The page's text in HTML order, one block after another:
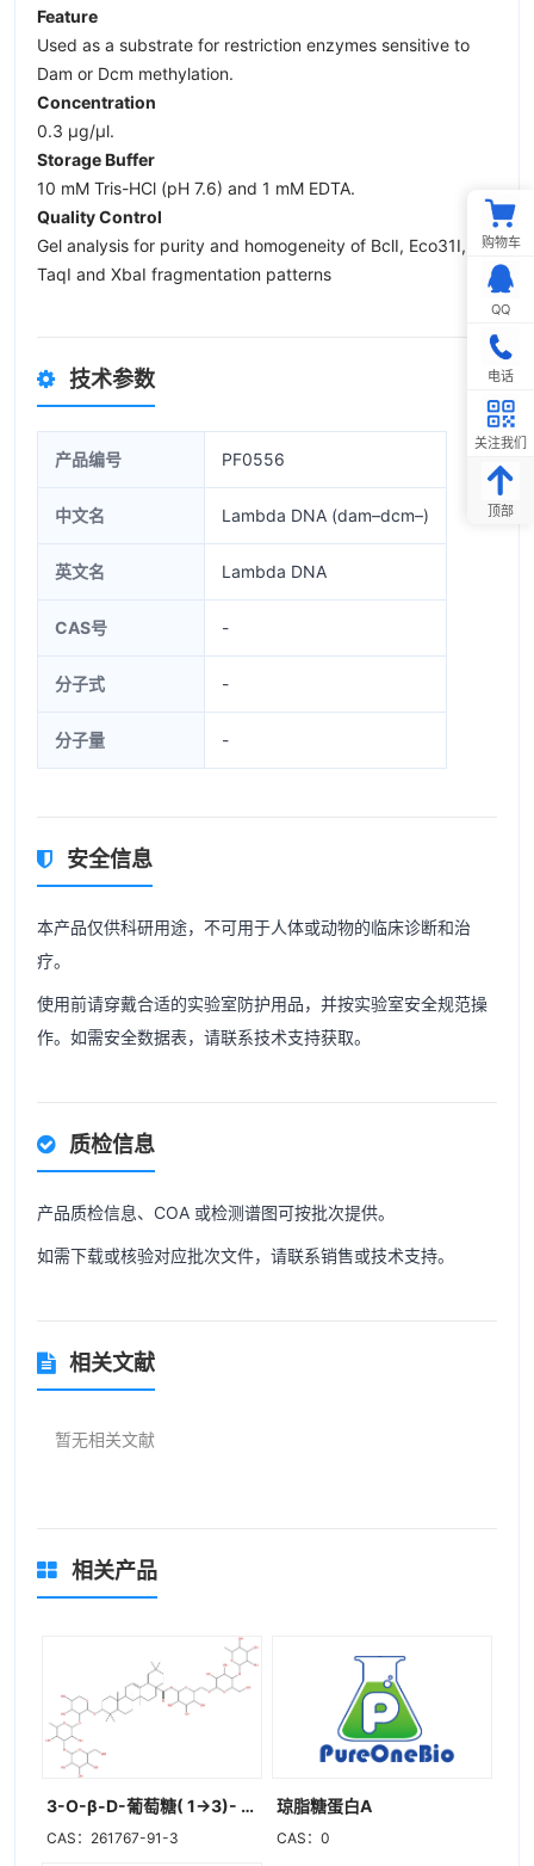
Feature
Used as a substrate for restriction enzymes sensitive to
Dam or Dcm methylation.
Concentration
0.3 µg/µl.
Storage Buffer
10 mM Tris-HCl (pH 7.6) and 1 mM EDTA.
Quality Control
Gel analysis for purity and homogeneity of BclI, Eco31I,
TaqI and XbaI fragmentation patterns
技术参数
产品编号 PF0556
中文名 Lambda DNA (dam–dcm–)
英文名 Lambda DNA
CAS号 -
分子式 -
分子量 -
安全信息
本产品仅供科研用途，不可用于人体或动物的临床诊断和治
疗。
使用前请穿戴合适的实验室防护用品，并按实验室安全规范操
作。如需安全数据表，请联系技术支持获取。
质检信息
产品质检信息、COA 或检测谱图可按批次提供。
如需下载或核验对应批次文件，请联系销售或技术支持。
相关文献
暂无相关文献
相关产品
3-O-β-D-葡萄糖( 1→3)- -L-鼠李糖(1→2)- -L-阿拉伯糖 齐墩果酸– 28-O-鼠李糖(1→4)葡萄糖(1→6)葡萄糖苷
CAS：261767-91-3
琼脂糖蛋白A
CAS：0
购物车
QQ
电话
关注我们
顶部